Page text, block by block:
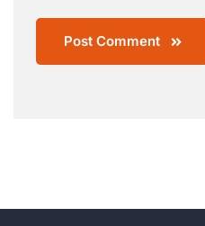
Post Comment